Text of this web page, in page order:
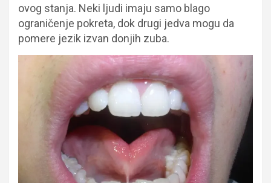
ovog stanja. Neki ljudi imaju samo blago
ograničenje pokreta, dok drugi jedva mogu da
pomere jezik izvan donjih zuba.